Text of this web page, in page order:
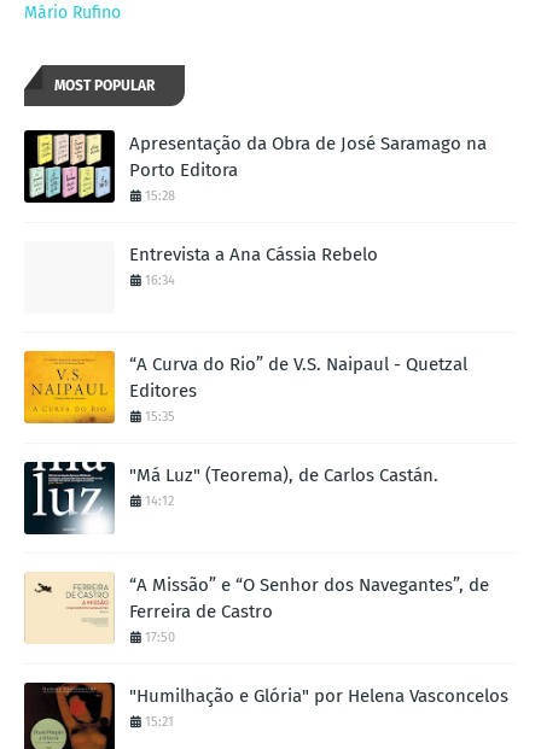
Mário Rufino
MOST POPULAR
Apresentação da Obra de José Saramago na
Porto Editora
15:28
Entrevista a Ana Cássia Rebelo
16:34
“A Curva do Rio” de V.S. Naipaul - Quetzal
Editores
15:35
"Má Luz" (Teorema), de Carlos Castán.
14:12
“A Missão” e “O Senhor dos Navegantes”, de
Ferreira de Castro
17:50
"Humilhação e Glória" por Helena Vasconcelos
15:21